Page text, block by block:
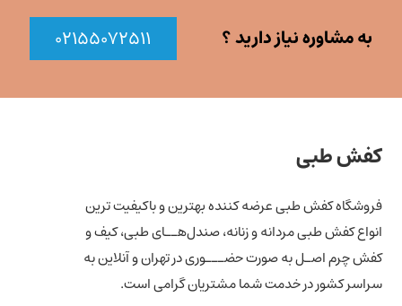
باشد.
در
محصول
انتخاب
شوند
می
باشد.
صفحه
محصول
انتخاب
به مشاوره نیاز دارید ؟ ۰۲۱۵۵۰۷۲۵۱۱
کفش طبی
فروشگاه کفش طبی عرضه کننده بهترین و باکیفیت ترین
انواع کفش‌ طبی مردانه و زنانه، صندل‌هــای طبی، کیف و
کفش چرم اصـل به صورت حضـــوری در تهران و آنلاین به
سراسر کشور در خدمت شما مشتریان گرامی است.